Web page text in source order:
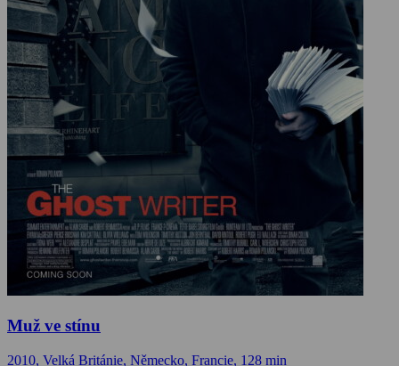
Muž ve stínu
2010, Velká Británie, Německo, Francie, 128 min